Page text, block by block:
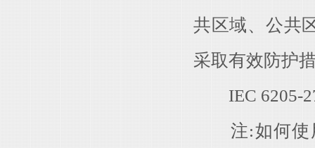
共区域、公共
采取有效防护
IEC 6205-
注:如何使用